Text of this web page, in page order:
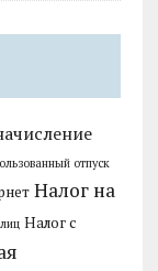
отпуск
Налог на
Налог с